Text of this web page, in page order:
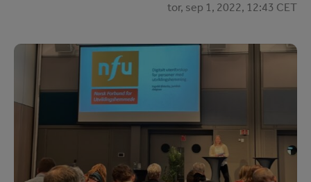
tor, sep 1, 2022, 12:43 CET